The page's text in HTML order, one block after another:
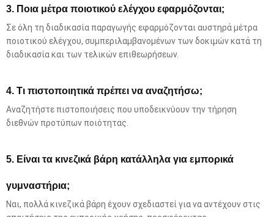
3. Ποια μέτρα ποιοτικού ελέγχου εφαρμόζονται;
Σε όλη τη διαδικασία παραγωγής εφαρμόζονται αυστηρά μέτρα
ποιοτικού ελέγχου, συμπεριλαμβανομένων των δοκιμών κατά τη
διαδικασία και των τελικών επιθεωρήσεων.
4. Τι πιστοποιητικά πρέπει να αναζητήσω;
Αναζητήστε πιστοποιήσεις που υποδεικνύουν την τήρηση
διεθνών προτύπων ποιότητας.
5. Είναι τα κινεζικά βάρη κατάλληλα για εμπορικά
γυμναστήρια;
Ναι, πολλά κινεζικά βάρη έχουν σχεδιαστεί για να αντέχουν στις